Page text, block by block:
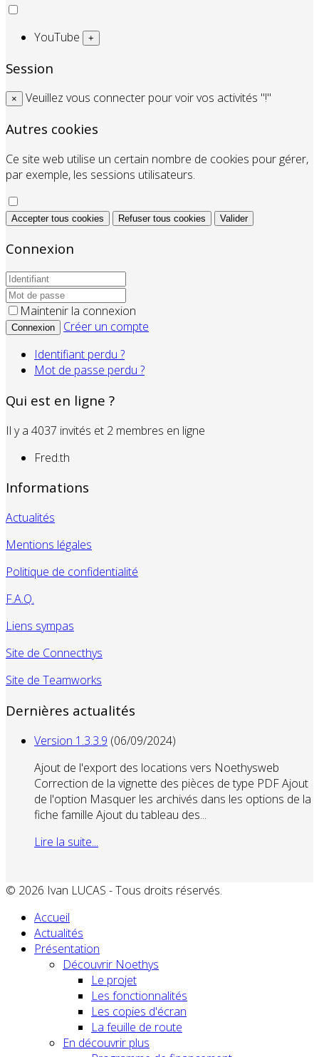
YouTube +
Session
× Veuillez vous connecter pour voir vos activités "!"
Autres cookies
Ce site web utilise un certain nombre de cookies pour gérer,
par exemple, les sessions utilisateurs.
Accepter tous cookies Refuser tous cookies Valider
Connexion
Maintenir la connexion
Connexion
Créer un compte
Identifiant perdu ?
Mot de passe perdu ?
Qui est en ligne ?
Il y a 4037 invités et 2 membres en ligne
Fred.th
Informations
Actualités
Mentions légales
Politique de confidentialité
F.A.Q.
Liens sympas
Site de Connecthys
Site de Teamworks
Dernières actualités
Version 1.3.3.9 (06/09/2024)
Ajout de l'export des locations vers Noethysweb
Correction de la vignette des pièces de type PDF Ajout
de l'option Masquer les archivés dans les options de la
fiche famille Ajout du tableau des...
Lire la suite...
© 2026 Ivan LUCAS - Tous droits réservés.
Accueil
Actualités
Présentation
Découvrir Noethys
Le projet
Les fonctionnalités
Les copies d'écran
La feuille de route
En découvrir plus